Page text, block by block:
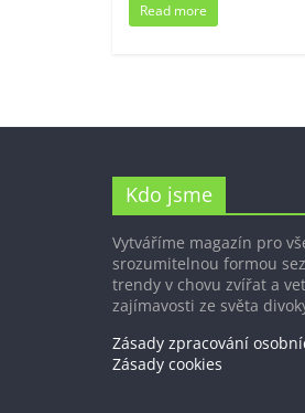
Read more
Kdo jsme
Vytváříme magazín pro
srozumitelnou formou
trendy v chovu zvířat a
zajímavosti ze světa
Zásady zpracování
Zásady cookies